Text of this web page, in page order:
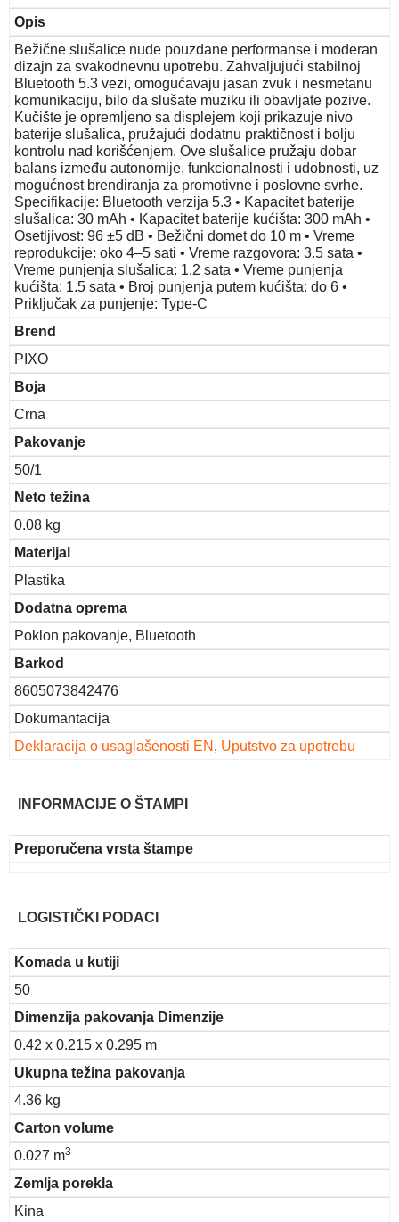
Opis
Bežične slušalice nude pouzdane performanse i moderan
dizajn za svakodnevnu upotrebu. Zahvaljujući stabilnoj
Bluetooth 5.3 vezi, omogućavaju jasan zvuk i nesmetanu
komunikaciju, bilo da slušate muziku ili obavljate pozive.
Kučište je opremljeno sa displejem koji prikazuje nivo
baterije slušalica, pružajući dodatnu praktičnost i bolju
kontrolu nad korišćenjem. Ove slušalice pružaju dobar
balans između autonomije, funkcionalnosti i udobnosti, uz
mogućnost brendiranja za promotivne i poslovne svrhe.
Specifikacije: Bluetooth verzija 5.3 • Kapacitet baterije
slušalica: 30 mAh • Kapacitet baterije kućišta: 300 mAh •
Osetljivost: 96 ±5 dB • Bežični domet do 10 m • Vreme
reprodukcije: oko 4–5 sati • Vreme razgovora: 3.5 sata •
Vreme punjenja slušalica: 1.2 sata • Vreme punjenja
kućišta: 1.5 sata • Broj punjenja putem kućišta: do 6 •
Priključak za punjenje: Type-C
Brend
PIXO
Boja
Crna
Pakovanje
50/1
Neto težina
0.08 kg
Materijal
Plastika
Dodatna oprema
Poklon pakovanje, Bluetooth
Barkod
8605073842476
Dokumantacija
Deklaracija o usaglašenosti EN , Uputstvo za upotrebu
INFORMACIJE O ŠTAMPI
Preporučena vrsta štampe
LOGISTIČKI PODACI
Komada u kutiji
50
Dimenzija pakovanja Dimenzije
0.42 x 0.215 x 0.295 m
Ukupna težina pakovanja
4.36 kg
Carton volume
0.027 m3
Zemlja porekla
Kina